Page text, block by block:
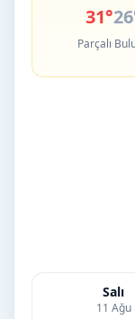
31°
Parçalı
Salı
11 Ağu